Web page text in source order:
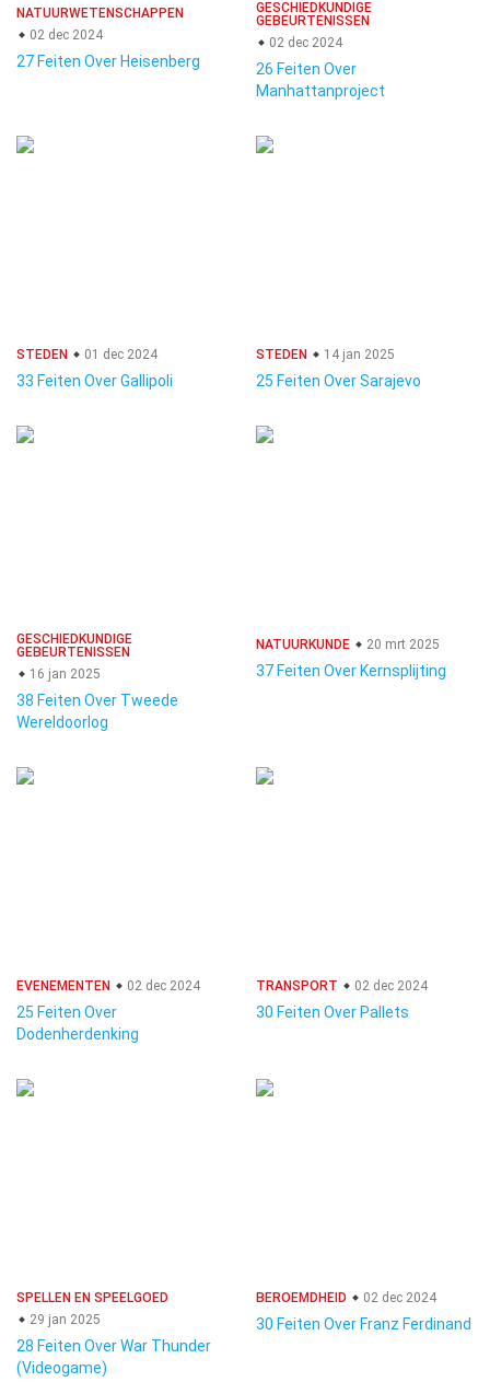
NATUURWETENSCHAPPEN
02 dec 2024
27 Feiten Over Heisenberg
GESCHIEDKUNDIGE
GEBEURTENISSEN
02 dec 2024
26 Feiten Over
Manhattanproject
STEDEN 01 dec 2024
33 Feiten Over Gallipoli
STEDEN 14 jan 2025
25 Feiten Over Sarajevo
GESCHIEDKUNDIGE
GEBEURTENISSEN
16 jan 2025
38 Feiten Over Tweede
Wereldoorlog
NATUURKUNDE 20 mrt 2025
37 Feiten Over Kernsplijting
EVENEMENTEN 02 dec 2024
25 Feiten Over
Dodenherdenking
TRANSPORT 02 dec 2024
30 Feiten Over Pallets
SPELLEN EN SPEELGOED
29 jan 2025
28 Feiten Over War Thunder
(Videogame)
BEROEMDHEID 02 dec 2024
30 Feiten Over Franz Ferdinand